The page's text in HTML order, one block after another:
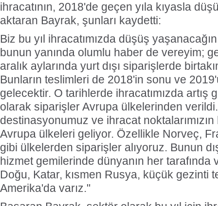
ihracatının, 2018'de geçen yıla kıyasla
aktaran Bayrak, şunları kaydetti:
Biz bu yıl ihracatımızda düşüş
bunun yanında olumlu haber de vereyim;
aralık aylarında yurt dışı siparişlerde
Bunların teslimleri de 2018'in sonu ve
gelecektir. O tarihlerde ihracatımızda artış
olarak siparişler Avrupa ülkelerinden
destinasyonumuz ve ihracat
Avrupa ülkeleri geliyor. Özellikle Norveç,
gibi ülkelerden siparişler alıyoruz. Bunun
hizmet gemilerinde dünyanın her tarafında
Doğu, Katar, kısmen Rusya, küçük gezinti
Amerika'da varız."